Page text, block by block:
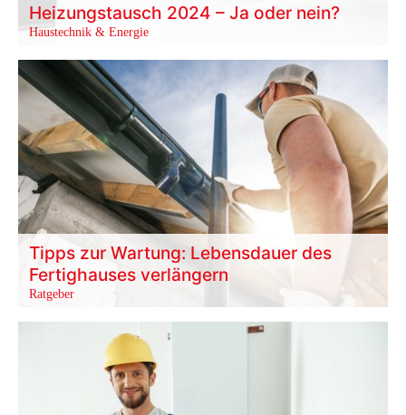
Heizungstausch 2024 – Ja oder nein?
Haustechnik & Energie
Tipps zur Wartung: Lebensdauer des
Fertighauses verlängern
Ratgeber